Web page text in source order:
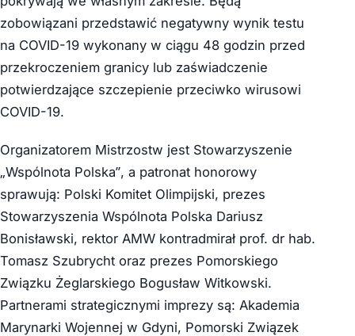
zobowiązani przedstawić negatywny wynik testu
na COVID-19 wykonany w ciągu 48 godzin przed
przekroczeniem granicy lub zaświadczenie
potwierdzające szczepienie przeciwko wirusowi
COVID-19.
Organizatorem Mistrzostw jest Stowarzyszenie
„Wspólnota Polska”, a patronat honorowy
sprawują: Polski Komitet Olimpijski, prezes
Stowarzyszenia Wspólnota Polska Dariusz
Bonisławski, rektor AMW kontradmirał prof. dr hab.
Tomasz Szubrycht oraz prezes Pomorskiego
Związku Żeglarskiego Bogusław Witkowski.
Partnerami strategicznymi imprezy są: Akademia
Marynarki Wojennej w Gdyni, Pomorski Związek